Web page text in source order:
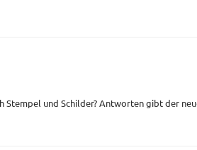
Stempel und Schilder? Antworten gibt der